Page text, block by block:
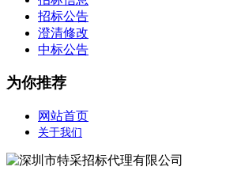
招标公告
澄清修改
中标公告
为你推荐
网站首页
关于我们